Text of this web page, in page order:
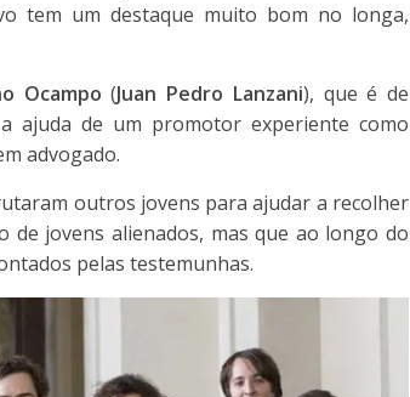
tem um destaque muito bom no longa,
Ocampo (Juan Pedro Lanzani), que é de
ajuda de um promotor experiente como
advogado.
outros jovens para ajudar a recolher
de jovens alienados, mas que ao longo do
pelas testemunhas.